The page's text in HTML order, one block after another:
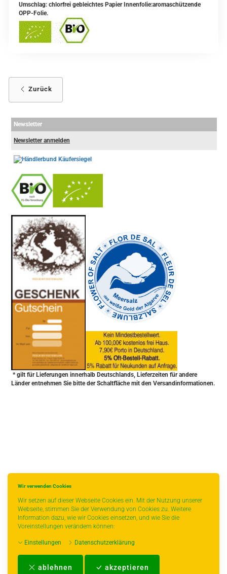
Wir verwenden Cookies
Wir setzen auf dieser Webseite Cookies ein. Mit der Nutzung unserer
Webseite, stimmen Sie der Verwendung von Cookies zu. Weitere
Information dazu, wie wir Cookies einsetzen, und wie Sie die
Voreinstellungen verändern können:
Einstellungen Datenschutzerklärung
ablehnen akzeptieren
Umschlag: chlorfrei gebleichtes Papier Innenfolie:aromaschützende
OPP-Folie.
Zurück
Newsletter
Newsletter anmelden
* gilt für Lieferungen innerhalb Deutschlands, Lieferzeiten für andere
Länder entnehmen Sie bitte der Schaltfläche mit den Versandinformationen.
Impressum-AGB-Zahlungs- und Versandbedingungen